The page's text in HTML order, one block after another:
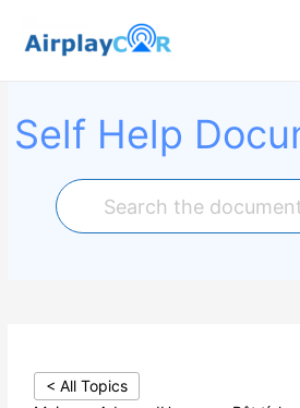
Self Help
< All Topics